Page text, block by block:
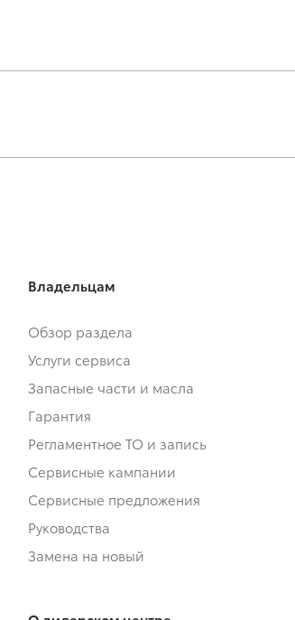
Владельцам
Обзор раздела
Услуги сервиса
Запасные части и масла
Гарантия
Регламентное ТО и запись
Сервисные кампании
Сервисные предложения
Руководства
Замена на новый